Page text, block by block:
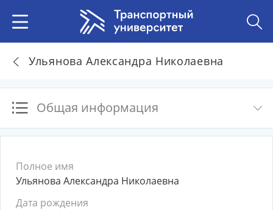
Ульянова Александра Николаевна
Общая информация
Полное имя
Ульянова Александра Николаевна
Дата рождения